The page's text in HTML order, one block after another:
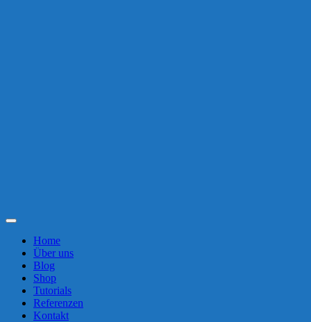
Toggle
NavigationHome
Über uns
Blog
Shop
Tutorials
Referenzen
Kontakt